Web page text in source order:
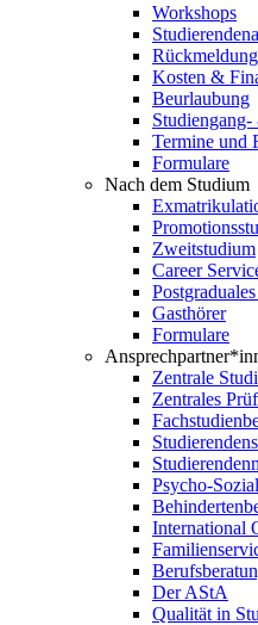
Workshops
Rückmeldung
Kosten &
Beurlaubung
Termine und
Formulare
Nach dem Studium
Zweitstudium
Career
Gasthörer
Formulare
Zentrale
Zentrales
Psycho-
International
Der AStA
Qualität in